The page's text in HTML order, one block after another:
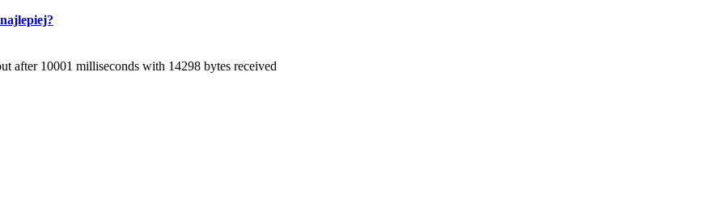
after 10001 milliseconds with 14298 bytes received